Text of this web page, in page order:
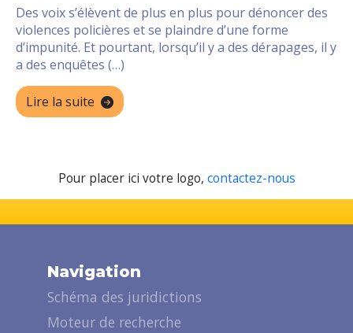
Des voix s’élèvent de plus en plus pour dénoncer des
violences policières et se plaindre d’une forme
d’impunité. Et pourtant, lorsqu’il y a des dérapages, il y
a des enquêtes (…)
Lire la suite
Pour placer ici votre logo, contactez-nous
Navigation
Schéma des juridictions
Moteur de recherche